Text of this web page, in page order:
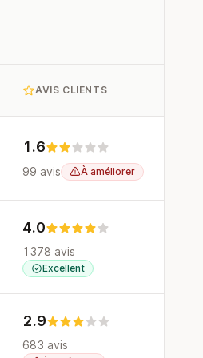
AVIS CLIENTS
1.6
99 avis À améliorer
4.0
1378 avis
Excellent
2.9
683 avis